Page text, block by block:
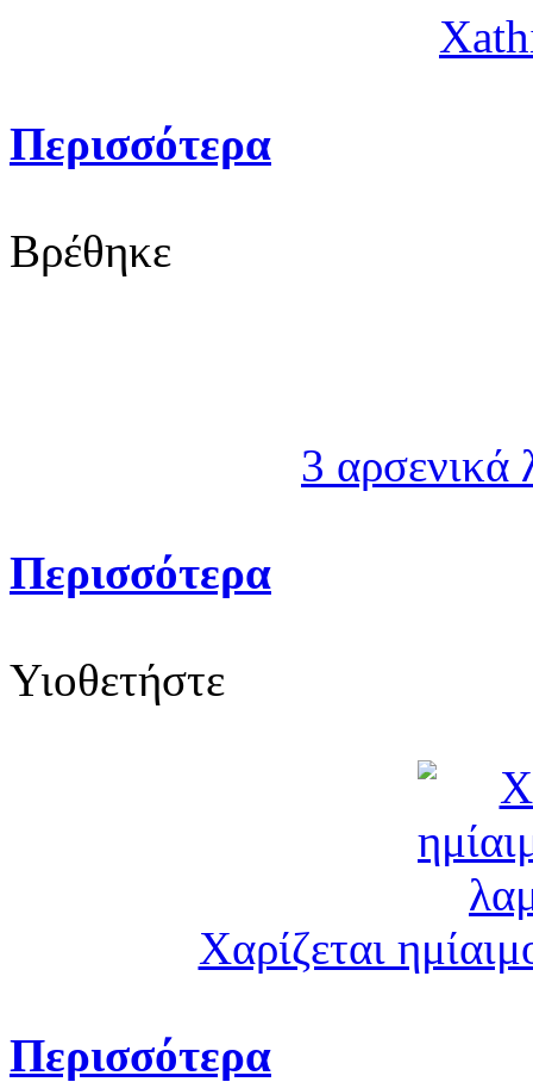
Περισσότερα
Βρέθηκε
3 αρσενικά
Περισσότερα
Υιοθετήστε
Χαρίζεται
Περισσότερα